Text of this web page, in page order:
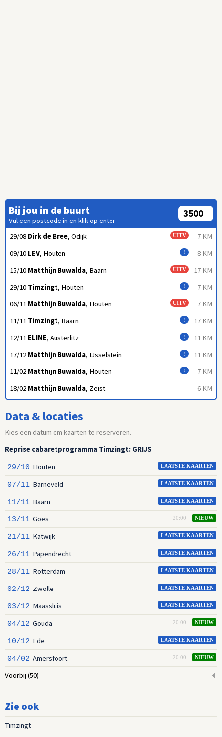
Bij jou in de buurt
Vul een postcode in en klik op enter
7 KM
UITV
29/08 Dirk de Bree, Odijk
8 KM
!
09/10 LEV, Houten
17 KM
UITV
15/10 Matthijn Buwalda, Baarn
7 KM
!
29/10 Timzingt, Houten
7 KM
UITV
06/11 Matthijn Buwalda, Houten
17 KM
!
11/11 Timzingt, Baarn
11 KM
!
12/11 ELINE, Austerlitz
11 KM
!
17/12 Matthijn Buwalda, IJsselstein
7 KM
!
11/02 Matthijn Buwalda, Houten
6 KM
18/02 Matthijn Buwalda, Zeist
Data & locaties
Kies een datum om kaarten te reserveren.
Reprise cabaretprogramma Timzingt: GRIJS
LAATSTE KAARTEN
29/10 Houten
LAATSTE KAARTEN
07/11 Barneveld
LAATSTE KAARTEN
11/11 Baarn
NIEUW
20:00
13/11 Goes
LAATSTE KAARTEN
21/11 Katwijk
LAATSTE KAARTEN
26/11 Papendrecht
LAATSTE KAARTEN
28/11 Rotterdam
LAATSTE KAARTEN
02/12 Zwolle
LAATSTE KAARTEN
03/12 Maassluis
NIEUW
20:00
04/12 Gouda
LAATSTE KAARTEN
10/12 Ede
NIEUW
20:00
04/02 Amersfoort
Voorbij (50)
Zie ook
Timzingt